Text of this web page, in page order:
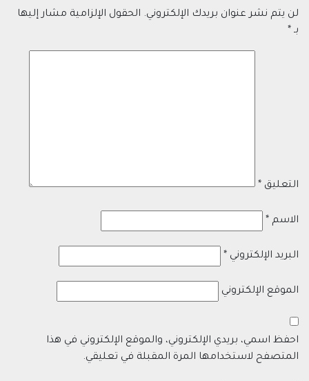
لن يتم نشر عنوان بريدك الإلكتروني. الحقول الإلزامية مشار إليها
بـ *
التعليق *
الاسم *
البريد الإلكتروني *
الموقع الإلكتروني
احفظ اسمي، بريدي الإلكتروني، والموقع الإلكتروني في هذا
المتصفح لاستخدامها المرة المقبلة في تعليقي.